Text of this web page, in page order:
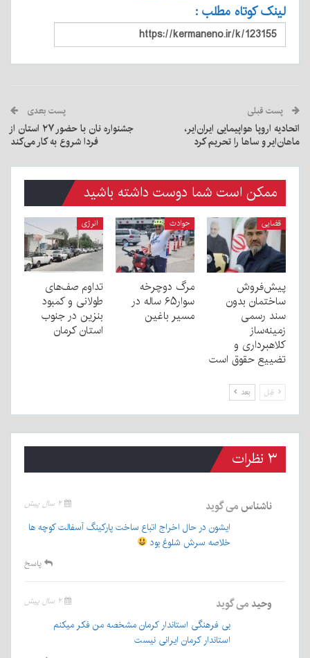
لینک کوتاه مطلب :
پست قبلی
اتحادیه اروپا هواپیمایی ایران‌ایر،
ماهان‌ایر و ساها را تحریم کرد
پست بعدی
جشنواره نان با حضور ۲۷ استان از
فردا شروع به کار می‌کند
ممکن است شما دوست داشته باشید
قضایی
پیش‌فروش
ساختمان بدون
سند رسمی
زمینه‌ساز
کلاهبرداری و
تضییع حقوق است
حوادث
مرگ دوچرخه
سوار۶۵ ساله در
مسیر باغین
انرژی
تداوم صف‌های
طولانی و کمبود
بنزین در جنوب
استان کرمان
قبل بعد
۳ نظرات
ناشناس می گوید ۲ سال پیش
ایشون در حال اخراج اتباع ساخت پارکینگ آسفالت کوچه ها
خلاصه سرش شلوغ بود
پاسخ
وحید می گوید ۲ سال پیش
بی فرهنگی استاندار کرمان مشخصه من فکر میکنم
استاندار کرمان ایرانی نیست